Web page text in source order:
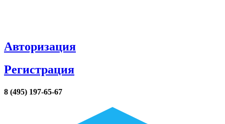
Авторизация
Регистрация
8 (495) 197-65-67